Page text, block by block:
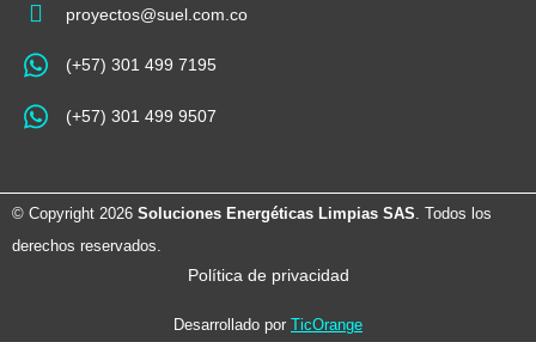
proyectos@suel.com.co​
(+57) 301 499 7195
(+57) 301 499 9507
© Copyright 2026 Soluciones Energéticas Limpias SAS . Todos los
derechos reservados.
Política de privacidad
Desarrollado por TicOrange